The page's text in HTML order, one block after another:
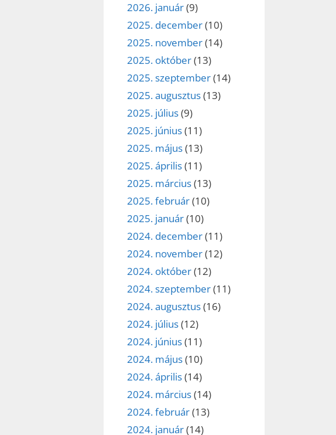
2026. január(9)
2025. december(10)
2025. november(14)
2025. október(13)
2025. szeptember(14)
2025. augusztus(13)
2025. július(9)
2025. június(11)
2025. május(13)
2025. április(11)
2025. március(13)
2025. február(10)
2025. január(10)
2024. december(11)
2024. november(12)
2024. október(12)
2024. szeptember(11)
2024. augusztus(16)
2024. július(12)
2024. június(11)
2024. május(10)
2024. április(14)
2024. március(14)
2024. február(13)
2024. január(14)